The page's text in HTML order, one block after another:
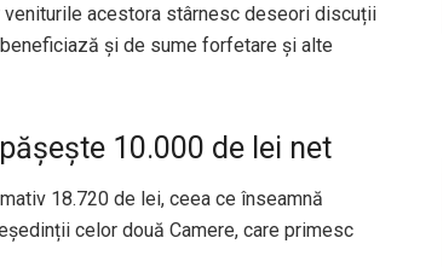
acestora stârnesc deseori discuții
și de sume forfetare și alte
10.000 de lei net
18.720 de lei, ceea ce înseamnă
celor două Camere, care primesc